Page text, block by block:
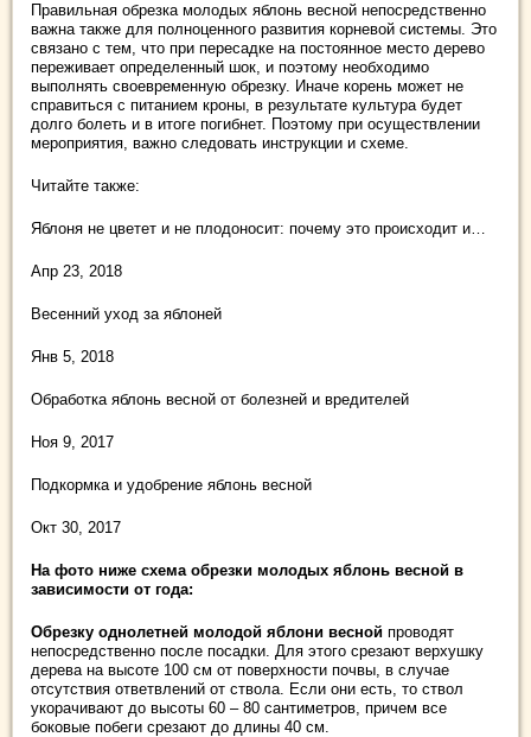
Правильная обрезка молодых яблонь весной непосредственно
важна также для полноценного развития корневой системы. Это
связано с тем, что при пересадке на постоянное место дерево
переживает определенный шок, и поэтому необходимо
выполнять своевременную обрезку. Иначе корень может не
справиться с питанием кроны, в результате культура будет
долго болеть и в итоге погибнет. Поэтому при осуществлении
мероприятия, важно следовать инструкции и схеме.
Читайте также:
Яблоня не цветет и не плодоносит: почему это происходит и…
Апр 23, 2018
Весенний уход за яблоней
Янв 5, 2018
Обработка яблонь весной от болезней и вредителей
Ноя 9, 2017
Подкормка и удобрение яблонь весной
Окт 30, 2017
На фото ниже схема обрезки молодых яблонь весной в
зависимости от года:
Обрезку однолетней молодой яблони весной проводят
непосредственно после посадки. Для этого срезают верхушку
дерева на высоте 100 см от поверхности почвы, в случае
отсутствия ответвлений от ствола. Если они есть, то ствол
укорачивают до высоты 60 – 80 сантиметров, причем все
боковые побеги срезают до длины 40 см.